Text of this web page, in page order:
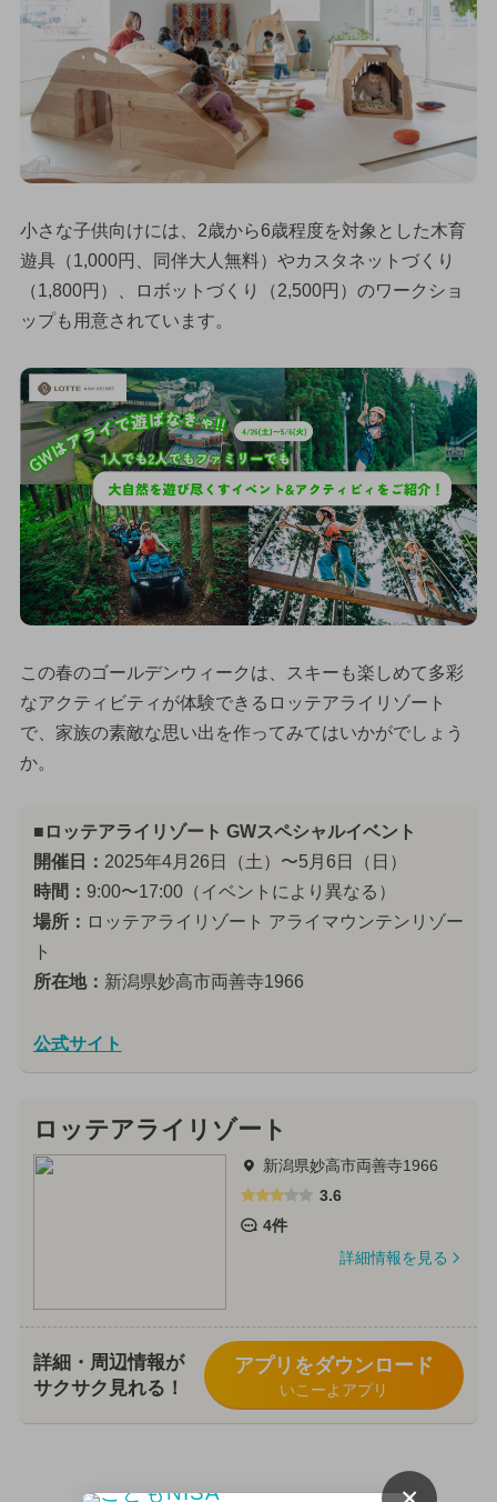
小さな子供向けには、2歳から6歳程度を対象とした木育
遊具（1,000円、同伴大人無料）やカスタネットづくり
（1,800円）、ロボットづくり（2,500円）のワークショ
ップも用意されています。
この春のゴールデンウィークは、スキーも楽しめて多彩
なアクティビティが体験できるロッテアライリゾート
で、家族の素敵な思い出を作ってみてはいかがでしょう
か。
■ロッテアライリゾート GWスペシャルイベント
開催日： 2025年4月26日（土）〜5月6日（日）
時間： 9:00〜17:00（イベントにより異なる）
場所： ロッテアライリゾート アライマウンテンリゾー
ト
所在地： 新潟県妙高市両善寺1966
公式サイト
ロッテアライリゾート
新潟県妙高市両善寺1966
3.6
4件
詳細情報を見る
詳細・周辺情報が
サクサク見れる！
アプリをダウンロード
いこーよアプリ